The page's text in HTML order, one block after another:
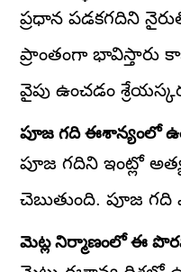
ప్రధాన పడకగదిని
ప్రాంతంగా భావిస్తారు
వైపు ఉంచడం
పూజ గది ఈశాన్యంలో
పూజ గదిని ఇంట్లో
చెబుతుంది. పూజ గది
మెట్ల నిర్మాణంలో ఈ